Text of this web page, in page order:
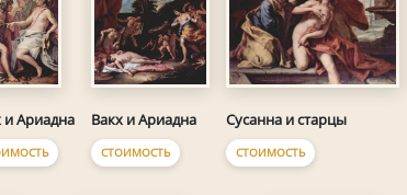
и Ариадна Вакх и Ариадна
СТОИМОСТЬ
Сусанна и старцы
СТОИМОСТЬ